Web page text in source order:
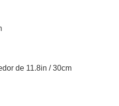
de 11.8in / 30cm